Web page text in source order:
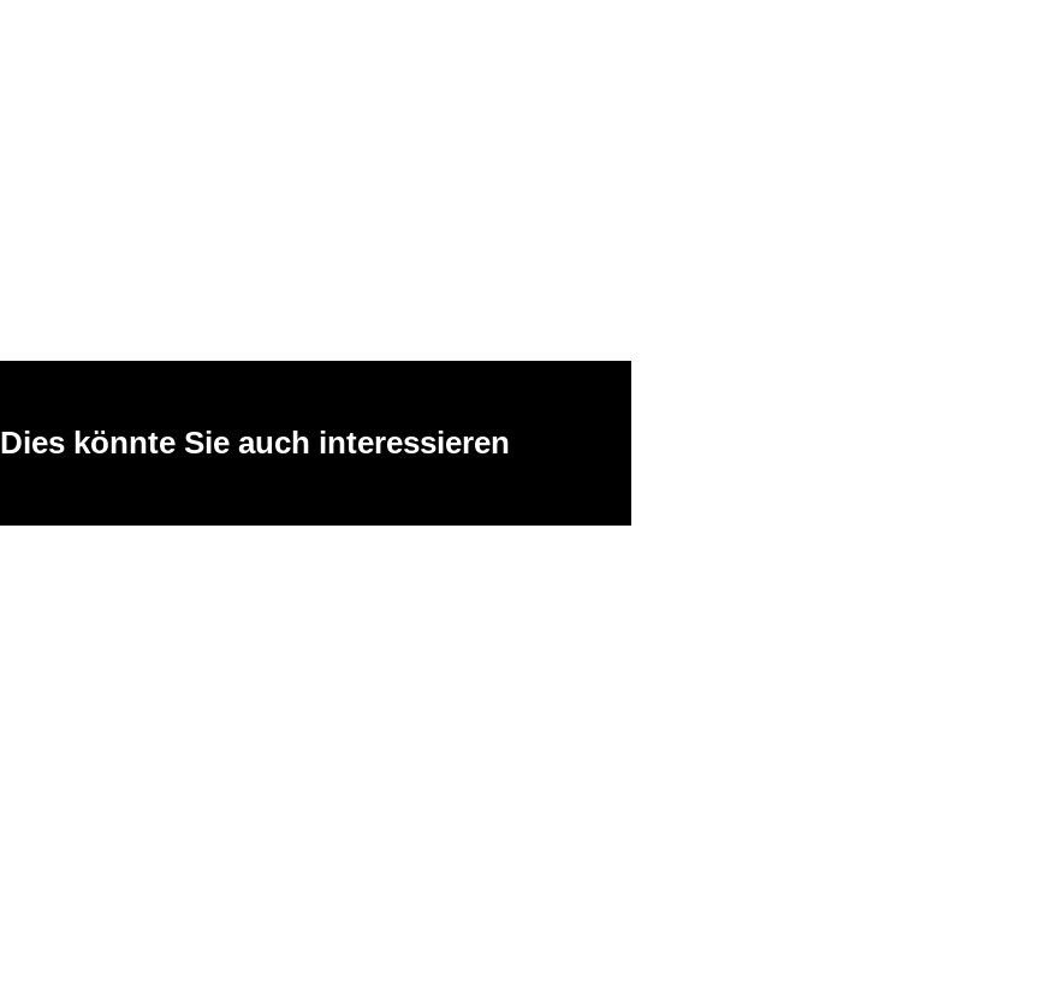
Dies könnte Sie auch interessieren